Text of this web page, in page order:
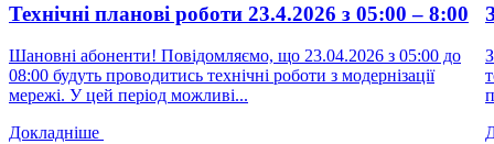
Технічні планові роботи 23.4.2026 з 05:00 – 8:00
Шановні абоненти! Повідомляємо, що 23.04.2026 з 05:00 до
08:00 будуть проводитись технічні роботи з модернізації
мережі. У цей період можливі...
Докладніше